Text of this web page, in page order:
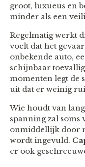
groot, luxueus en
minder als een
Regelmatig werkt
voelt dat het
onbekende auto,
schijnbaar
momenten legt de
uit dat er weinig
Wie houdt van
spanning zal soms
onmiddellijk door
wordt ingevuld.
er ook